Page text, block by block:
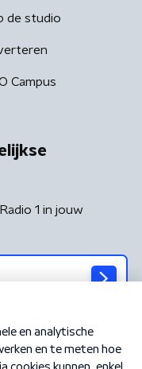
de studio
Campus
1 in jouw